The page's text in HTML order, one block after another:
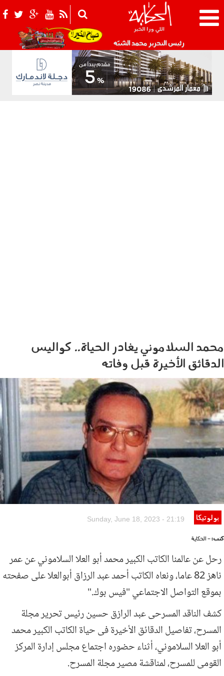
رئيس التحرير محمد الشبّه 021_2.png
محمد السلاموني يغادر الحياة.. كواليس
الدقائق الأخيرة قبل وفاته
image_750x_648f189121abc.jpg
بولوتيكا Sunday, June 18, 2023 - 21:19
كتب:- الحكاية
رحل عن عالمنا الكاتب الكبير محمد أبو العلا السلاموني عن عمر
ناهز 82 عاما، ونعاه الكاتب أحمد عبد الرزاق أبوالعلا على صفحته
بموقع التواصل الاجتماعي "فيس بوك".
كشف الناقد المسرحى عبد الرازق حسين رئيس تحرير مجلة
المسرح، تفاصيل الدقائق الأخيرة فى حياة الكاتب الكبير محمد
أبو العلا السلاموني، أثناء حضوره اجتماع مجلس إدارة المركز
القومى للمسرح، لمناقشة مصير مجلة المسرح.